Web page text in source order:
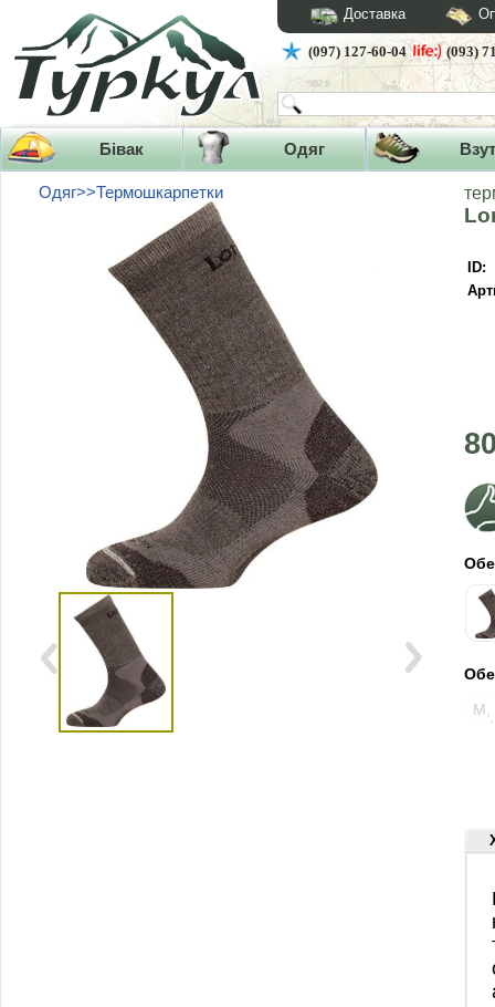
Доставка
(097) 127-60-04 (093)
Бівак Одяг
Одяг>>Термошкарпетки
ID:
M,